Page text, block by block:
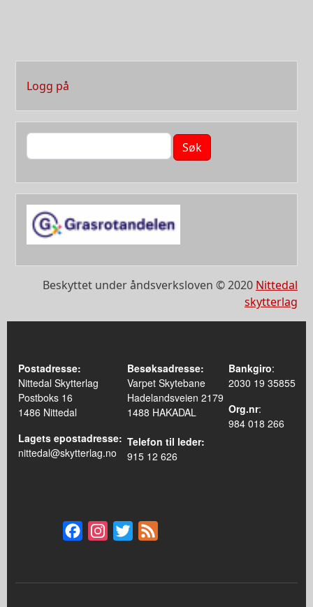
User account menu
Logg på
Søk
Beskyttet under åndsverksloven © 2020 Nittedal
skytterlag
Postadresse:
Nittedal Skytterlag
Postboks 16
1486 Nittedal
Lagets epostadresse:
nittedal@skytterlag.no
Besøksadresse:
Varpet Skytebane
Hadelandsveien 2179
1488 HAKADAL
Telefon til leder:
915 12 626
Bankgiro:
2030 19 35855
Org.nr:
984 018 266
FacebookInstagram
Twitter